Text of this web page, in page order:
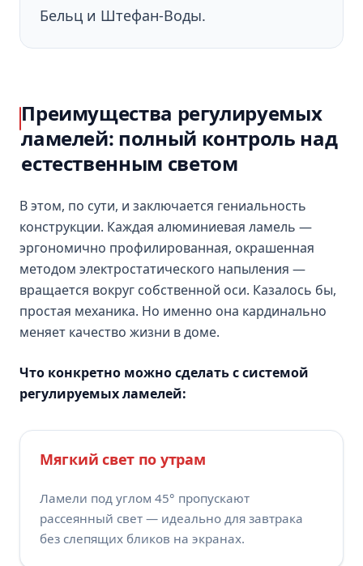
Бельц и Штефан-Воды.
Преимущества регулируемых
ламелей: полный контроль над
естественным светом
В этом, по сути, и заключается гениальность
конструкции. Каждая алюминиевая ламель —
эргономично профилированная, окрашенная
методом электростатического напыления —
вращается вокруг собственной оси. Казалось бы,
простая механика. Но именно она кардинально
меняет качество жизни в доме.
Что конкретно можно сделать с системой
регулируемых ламелей:
Мягкий свет по утрам
Ламели под углом 45° пропускают
рассеянный свет — идеально для завтрака
без слепящих бликов на экранах.